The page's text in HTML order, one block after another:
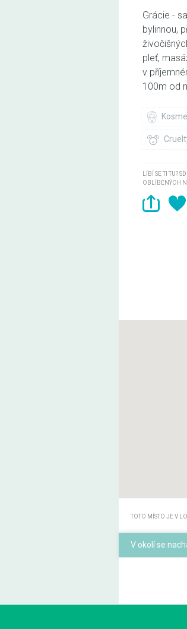
Grácie -
bylinnou,
pleť,
v
100m od
LÍBÍ SE TI TU?
OBLÍBENÝCH
TOTO MÍSTO JE V
V okolí se